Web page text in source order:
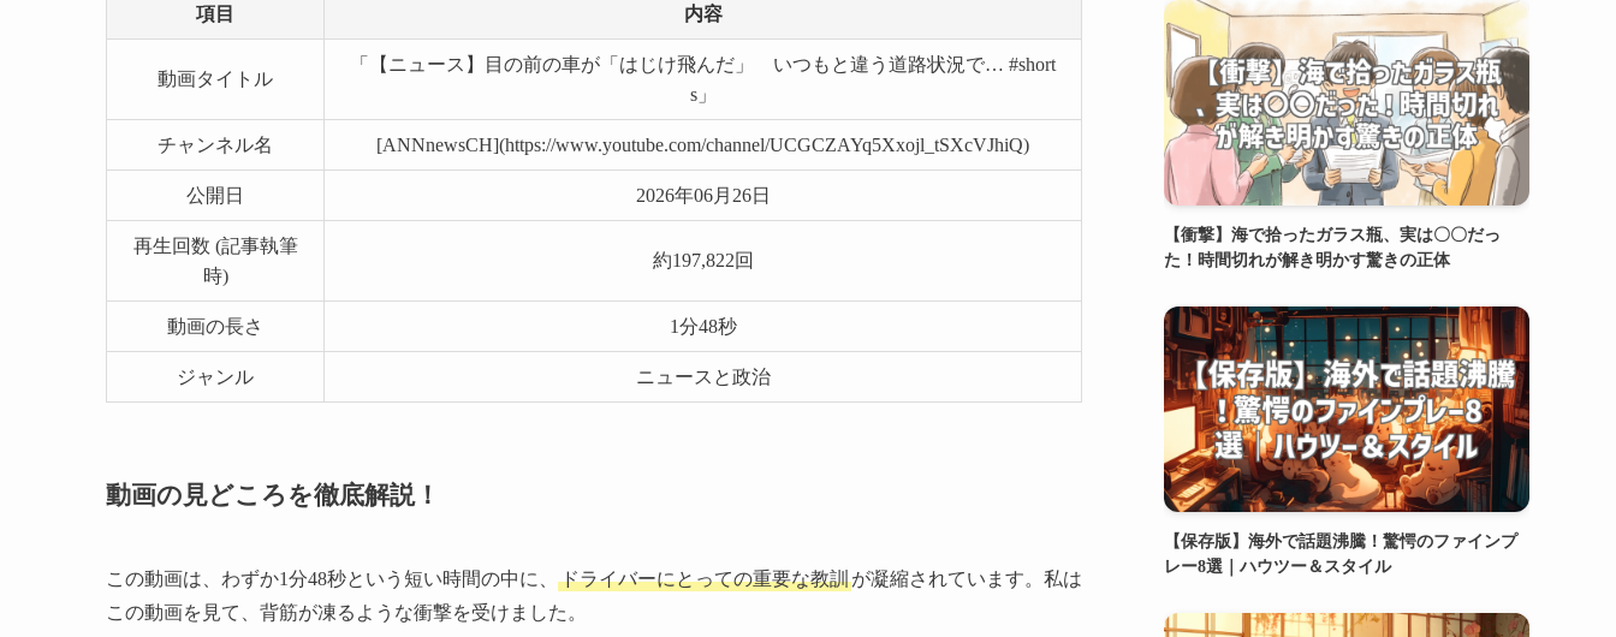
項目 内容
動画タイトル
「【ニュース】目の前の車が「はじけ飛んだ」 いつもと違う道路状況で… #short
s」
チャンネル名 [ANNnewsCH](https://www.youtube.com/channel/UCGCZAYq5Xxojl_tSXcVJhiQ)
公開日 2026年06月26日
再生回数 (記事執筆
時)
約197,822回
動画の長さ 1分48秒
ジャンル ニュースと政治
動画の見どころを徹底解説！
この動画は、わずか1分48秒という短い時間の中に、 ドライバーにとっての重要な教訓が凝縮されています。私は
この動画を見て、背筋が凍るような衝撃を受けました。
【衝撃】海で拾ったガラス瓶、実は〇〇だっ
た！時間切れが解き明かす驚きの正体
【保存版】海外で話題沸騰！驚愕のファインプ
レー8選｜ハウツー＆スタイル